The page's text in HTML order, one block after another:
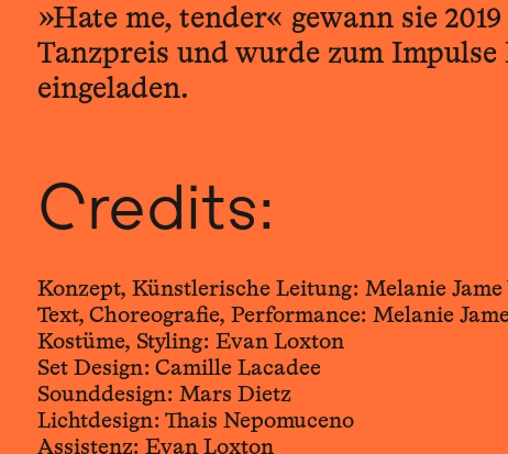
»Hate me, tender« gewann sie
Tanzpreis und wurde zum Impulse
eingeladen.
Credits:
Konzept, Künstlerische Leitung: Melanie Jame
Text, Choreografie, Performance: Melanie
Kostüme, Styling: Evan Loxton
Set Design: Camille Lacadee
Sounddesign: Mars Dietz
Lichtdesign: Thais Nepomuceno
Assistenz: Evan Loxton